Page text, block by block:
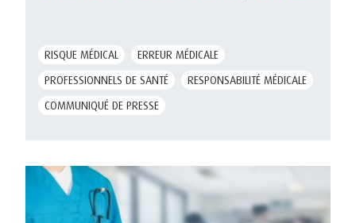
RISQUE MÉDICAL
ERREUR MÉDICALE
PROFESSIONNELS DE SANTÉ
RESPONSABILITÉ MÉDICALE
COMMUNIQUÉ DE PRESSE